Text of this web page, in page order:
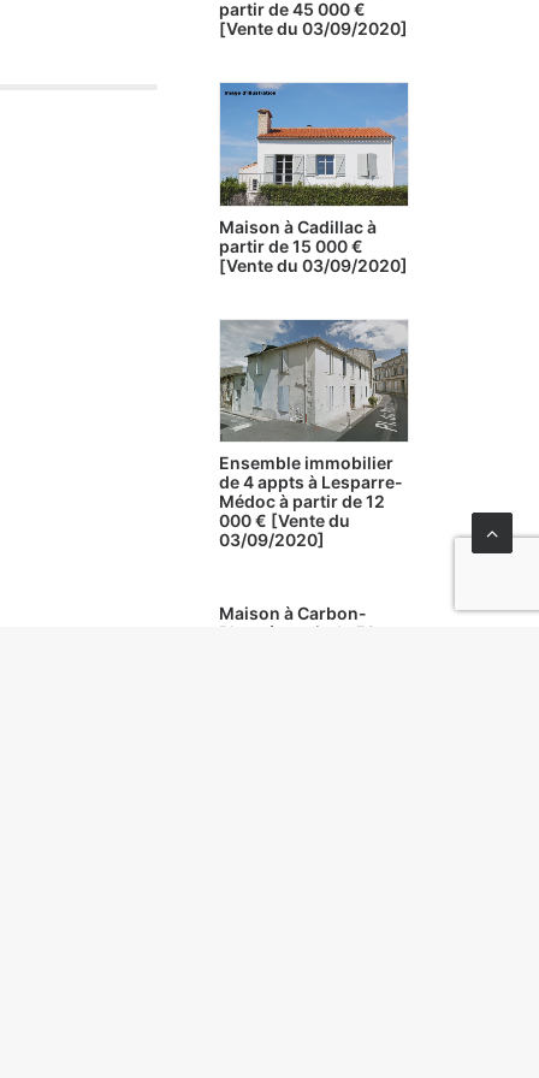
partir de 45 000 €
[Vente du 03/09/2020]
Maison à Cadillac à
partir de 15 000 €
[Vente du 03/09/2020]
Ensemble immobilier
de 4 appts à Lesparre-
Médoc à partir de 12
000 € [Vente du
03/09/2020]
Maison à Carbon-
Blanc à partir de 52